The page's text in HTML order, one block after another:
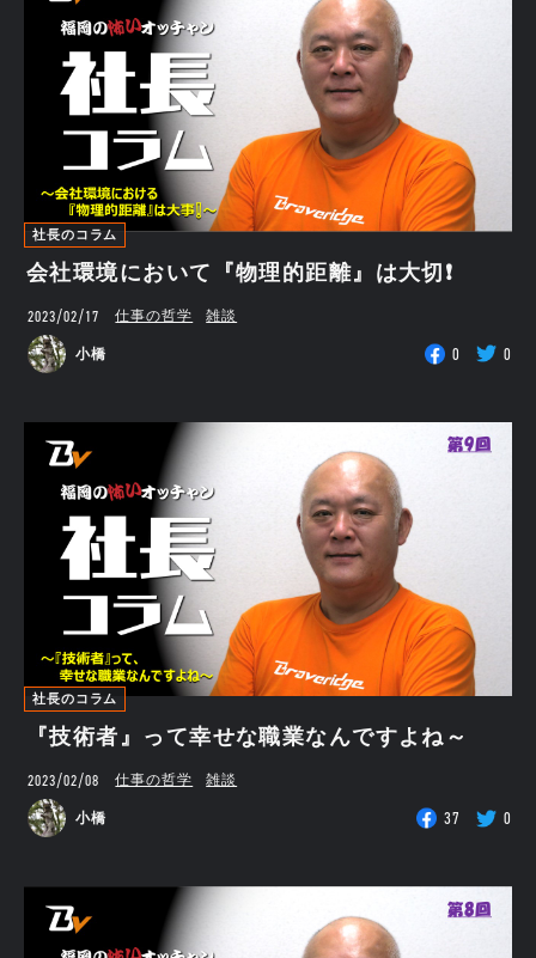
社長のコラム
会社環境において『物理的距離』は大切❗
2023/02/17 仕事の哲学 雑談
小橋 0 0
社長のコラム
『技術者』って幸せな職業なんですよね～
2023/02/08 仕事の哲学 雑談
小橋 37 0